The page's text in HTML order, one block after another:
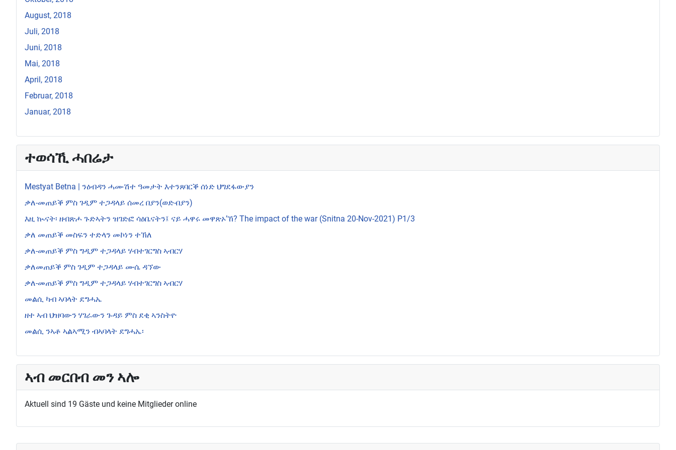
August, 2018
Juli, 2018
Juni, 2018
Mai, 2018
April, 2018
Februar, 2018
Januar, 2018
ተወሳኺ ሓበሬታ
Mestyat Betna | ንዕብዳን ሓሙሽተ ዓመታት እተንጸባርቕ ሰነድ ህግደፋውያን
ቃለ-መጠይቕ ምስ ገዲም ተጋዳላይ ሰመረ በያን(ወድ-በያን)
እዚ ኲናት፡ ዘብጽሖ ጉድኣትን ዝገድፎ ሳዕቤናትን፤ ናይ ሓዋሩ መዋጽኦ’ኸ? The impact of the war (Snitna 20-Nov-2021) P1/3
ቃለ መጠይቕ መስፍን ተድላን መኮነን ተኽለ
ቃለ-መጠይቕ ምስ ግዲም ተጋዳላይ ሃብተገርግስ ኣብርሃ
ቃለመጠይቕ ምስ ገዲም ተጋዳላይ ሙሴ ዳኘው
ቃለ-መጠይቕ ምስ ግዲም ተጋዳላይ ሃብተገርግስ ኣብርሃ
መልሲ ካብ ኣባላት ደግሓኤ
ዘተ ኣብ ህዝባውን ሃገራውን ጉዳይ ምስ ደቂ ኣንስትዮ
መልሲ ንኣቶ ኣልኣሚን ብኣባላት ደግሓኤ፡
ኣብ መርበብ መን ኣሎ
Aktuell sind 19 Gäste und keine Mitglieder online